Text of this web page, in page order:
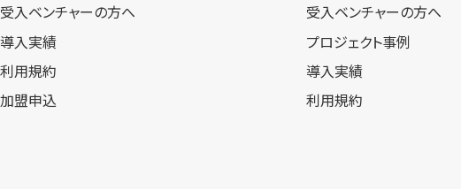
受入ベンチャーの方へ
導入実績
利用規約
加盟申込
受入ベンチャーの方へ
プロジェクト事例
導入実績
利用規約